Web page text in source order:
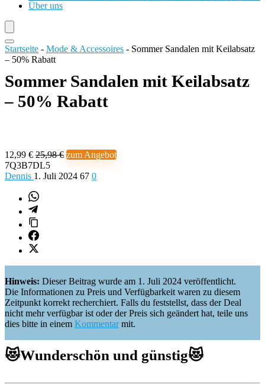
Über uns
Startseite - Mode & Accessoires - Sommer Sandalen mit Keilabsatz
– 50% Rabatt
Sommer Sandalen mit Keilabsatz
– 50% Rabatt
12,99 € 25,98 € zum Angebot
7Q3B7DL5
Dennis 1. Juli 2024 67 0
Hinweis: Dieser Beitrag wurde am 1. Juli 2024 veröffentlicht.
Die Informationen zu Preis und Verfügbarkeit waren zu diesem
Zeitpunkt korrekt recherchiert. Falls du feststellst, dass der Deal
nicht mehr verfügbar ist oder der Preis sich geändert hat, teile uns
dies bitte in einem Kommentarmit.
😻Wunderschön und günstig😻